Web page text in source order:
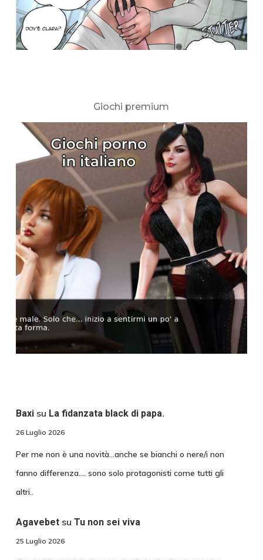
Giochi premium
Baxisu La fidanzata black di papa.
26 Luglio 2026
Per me non è una novità...anche se bianchi o nere/i non
fanno differenza.... sono solo protagonisti come tutti gli
altri..
Agavebetsu Tu non sei viva
25 Luglio 2026